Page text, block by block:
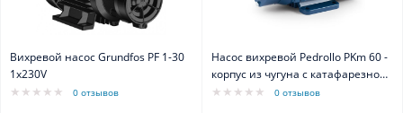
Вихревой насос Grundfos PF 1-30
1x230V
0 отзывов
Насос вихревой Pedrollo PKm 60 -
корпус из чугуна с катафарезной
обработкой
0 отзывов